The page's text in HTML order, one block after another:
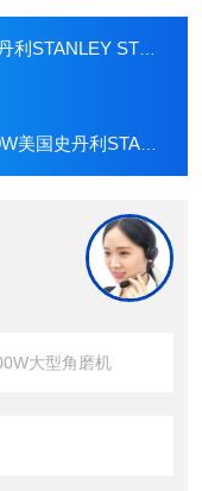
STGD5006 500W电磨
2200W大型角磨机